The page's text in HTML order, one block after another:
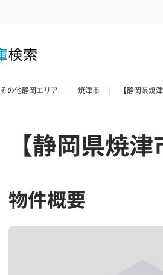
その他静岡エリア 焼津市 【静岡県焼
【静岡県焼
物件概要